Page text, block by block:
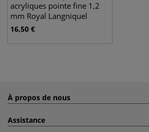
acryliques pointe fine 1,2
mm Royal Langniquel
16,50 €
À propos de nous
Assistance